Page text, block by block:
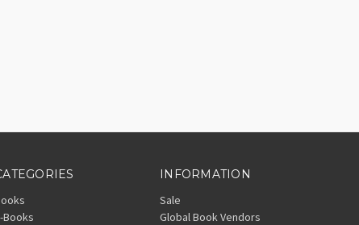
Books
INFORMATION
Sale
Global Book Vendors